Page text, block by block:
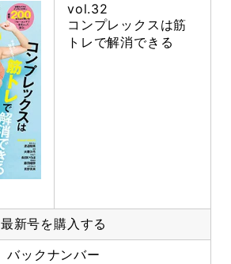
vol.32
コンプレックスは筋
トレで解消できる
最新号を購入する
バックナンバー